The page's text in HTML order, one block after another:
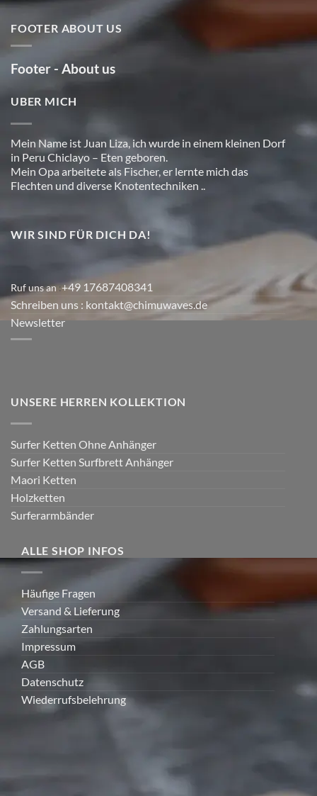
FOOTER ABOUT US
Footer - About us
UBER MICH
Mein Name ist Juan Liza, ich wurde in einem kleinen Dorf
in Peru Chiclayo – Eten geboren.
Mein Opa arbeitete als Fischer, er lernte mich das
Flechten und diverse Knotentechniken ..
WIR SIND FÜR DICH DA!
Ruf uns an:+49 17687408341
Schreiben uns : kontakt@chimuwaves.de
Newsletter
UNSERE HERREN KOLLEKTION
Surfer Ketten Ohne Anhänger
Surfer Ketten Surfbrett Anhänger
Maori Ketten
Holzketten
Surferarmbänder
ALLE SHOP INFOS
Häufige Fragen
Versand & Lieferung
Zahlungsarten
Impressum
AGB
Datenschutz
Wiederrufsbelehrung